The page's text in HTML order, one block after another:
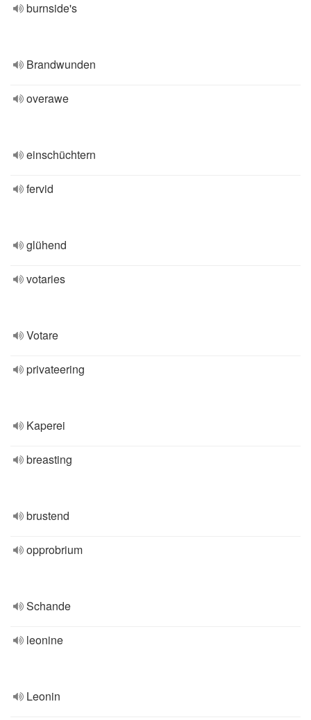
burnside's
Brandwunden
overawe
einschüchtern
fervid
glühend
votaries
Votare
privateering
Kaperei
breasting
brustend
opprobrium
Schande
leonine
Leonin